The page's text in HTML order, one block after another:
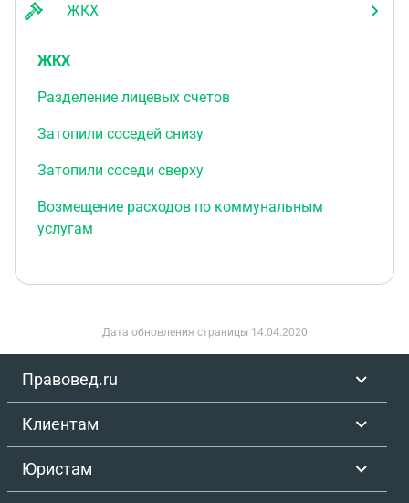
ЖКХ
ЖКХ
Разделение лицевых счетов
Затопили соседей снизу
Затопили соседи сверху
Возмещение расходов по коммунальным
услугам
Дата обновления страницы 14.04.2020
Правовед.ru
Клиентам
Юристам